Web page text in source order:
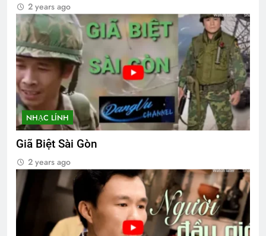
2 years ago
NHẠC LÍNH
Giã Biệt Sài Gòn
2 years ago